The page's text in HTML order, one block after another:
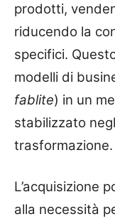
prodotti,
riducendo la
specifici.
modelli di
fablite) in un
stabilizzato
trasformazione.
L’acquisizione
alla necessità